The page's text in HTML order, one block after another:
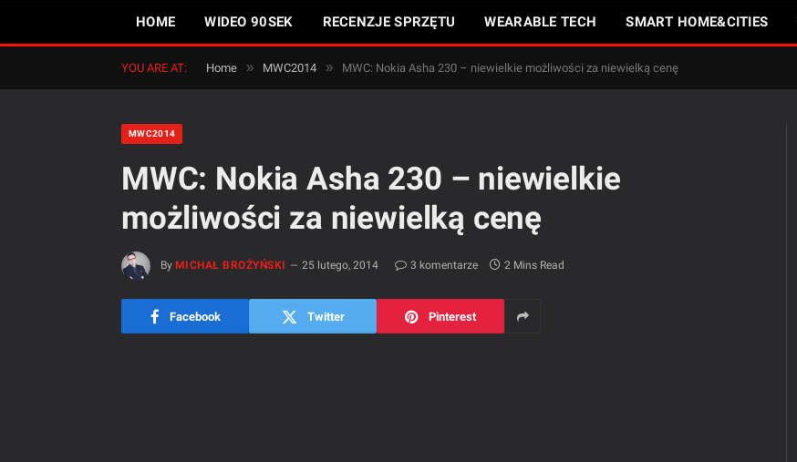
HOME WIDEO 90SEK RECENZJE SPRZĘTU WEARABLE TECH SMART HOME&CITIES
YOU ARE AT: Home » MWC2014 » MWC: Nokia Asha 230 – niewielkie możliwości za niewielką cenę
MWC2014
MWC: Nokia Asha 230 – niewielkie
możliwości za niewielką cenę
By MICHAŁ BROŻYŃSKI 25 lutego, 2014 3 komentarze 2 Mins Read
Facebook Twitter Pinterest